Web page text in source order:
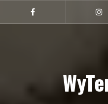
treści
Facebook